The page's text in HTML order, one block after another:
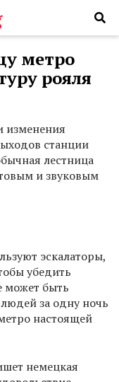
метро
рояля
изменения
станции
лестница
и звуковым
эскалаторы,
убедить
может быть
за одну ночь
настоящей
немецкая